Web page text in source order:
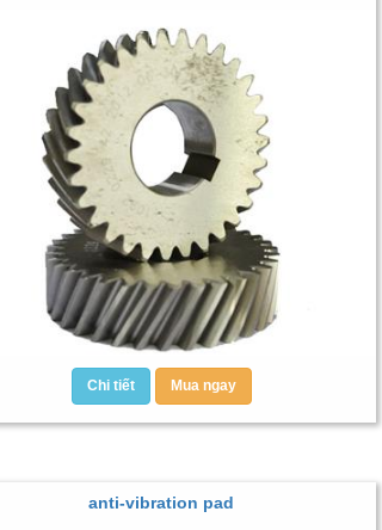
Chi tiết Mua ngay
anti-vibration pad